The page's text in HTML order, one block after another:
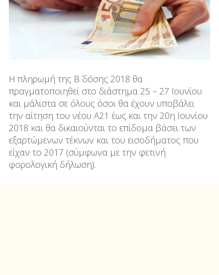
H πληρωμή της Β΄ δόσης 2018 θα
πραγματοποιηθεί στο διάστημα 25 – 27 Ιουνίου
και μάλιστα σε όλους όσοι θα έχουν υποβάλει
την αίτηση του νέου Α21 έως και την 20η Ιουνίου
2018 και θα δικαιούνται το επίδομα βάσει των
εξαρτώμενων τέκνων και του εισοδήματος που
είχαν το 2017 (σύμφωνα με την φετινή
φορολογική δήλωση).